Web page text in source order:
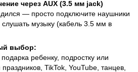
через AUX (3.5 мм jack)
— просто подключите наушники
музыку (кабель 3.5 мм в
выбор:
ребенку, подростку или
TikTok, YouTube, танцев,